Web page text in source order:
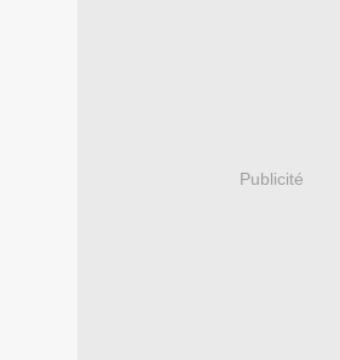
Publicité